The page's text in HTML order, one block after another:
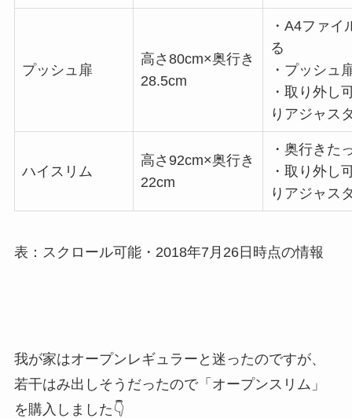
プッシュ扉
高さ80cm×奥行き
28.5cm
・A4ファイ
る
・プッシュ
・取り外し
りアジャス
ハイスリム
高さ92cm×奥行き
22cm
・奥行きた
・取り外し
りアジャス
表：スクロール可能・2018年7月26日時点の情報
我が家はオープンレギュラーと迷ったのですが、
若干はみ出しそうだったので「オープンスリム」
を購入しました👇